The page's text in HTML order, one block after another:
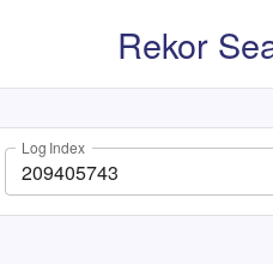
Rekor
Log Index